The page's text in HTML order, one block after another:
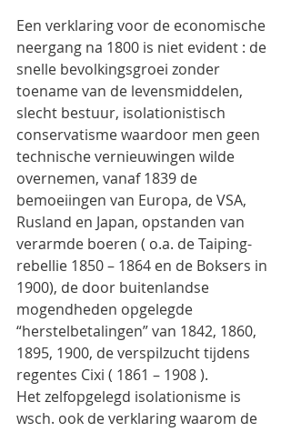
Een verklaring voor de economische
neergang na 1800 is niet evident : de
snelle bevolkingsgroei zonder
toename van de levensmiddelen,
slecht bestuur, isolationistisch
conservatisme waardoor men geen
technische vernieuwingen wilde
overnemen, vanaf 1839 de
bemoeiingen van Europa, de VSA,
Rusland en Japan, opstanden van
verarmde boeren ( o.a. de Taiping-
rebellie 1850 – 1864 en de Boksers in
1900), de door buitenlandse
mogendheden opgelegde
“herstelbetalingen” van 1842, 1860,
1895, 1900, de verspilzucht tijdens
regentes Cixi ( 1861 – 1908 ).
Het zelfopgelegd isolationisme is
wsch. ook de verklaring waarom de